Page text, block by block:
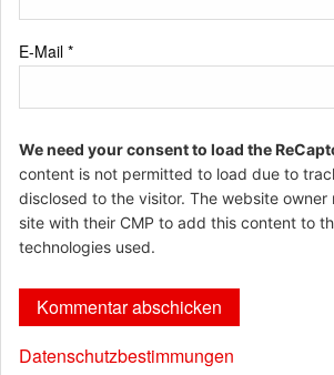
E-Mail *
We need your consent to load the
content is not permitted to load due to
disclosed to the visitor. The website
site with their CMP to add this content to
technologies used.
Datenschutzbestimmungen